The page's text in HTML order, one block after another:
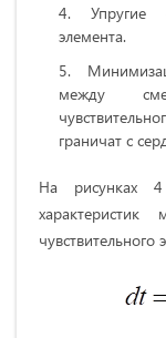
Упругие
элемента.
между
граничат с
На рисунках
чувствительного